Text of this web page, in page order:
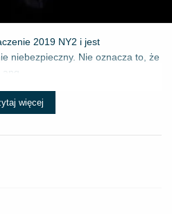
2019 NY2 i jest
niebezpieczny. Nie oznacza to, że
więcej